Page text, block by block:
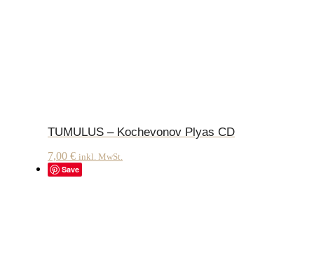
TUMULUS – Kochevonov Plyas CD
7,00 € inkl. MwSt.
Save